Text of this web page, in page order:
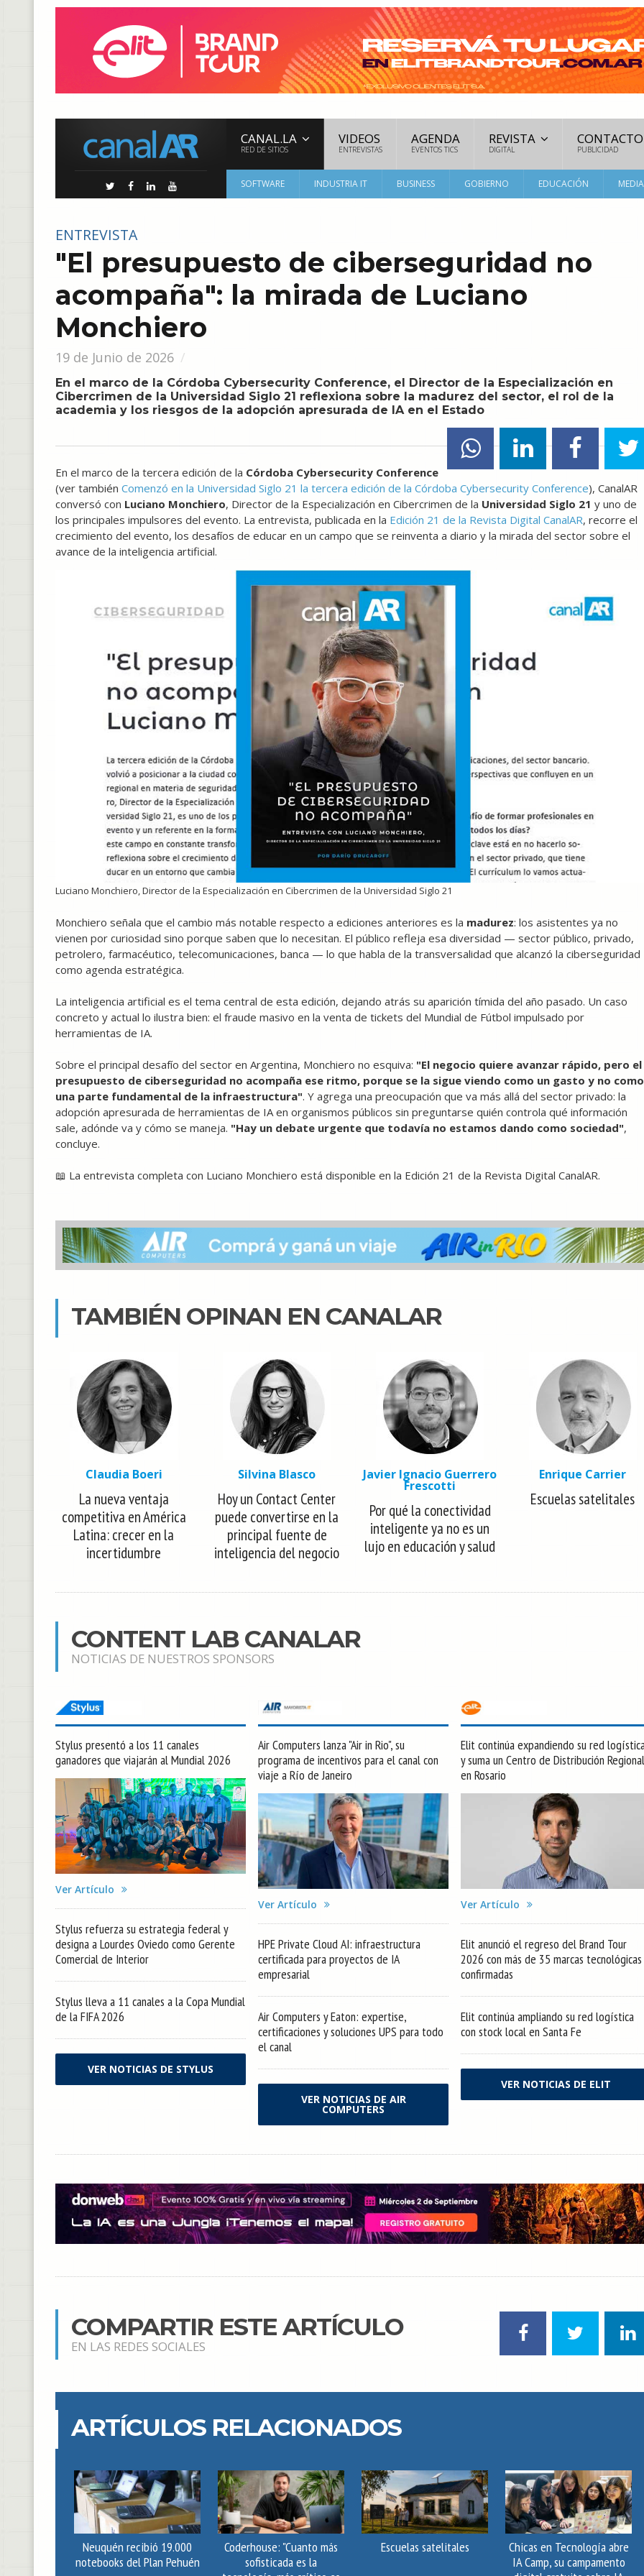
CANAL.LA
RED DE SITIOS
VIDEOS
ENTREVISTAS
AGENDA
EVENTOS TICS
REVISTA
DIGITAL
CONTACTO
PUBLICIDAD
SOFTWARE INDUSTRIA IT BUSINESS GOBIERNO EDUCACIÓN
ENTREVISTA
"El presupuesto de ciberseguridad no
acompaña": la mirada de Luciano
Monchiero
19 de Junio de 2026
En el marco de la Córdoba Cybersecurity Conference, el Director de la Especialización en
Cibercrimen de la Universidad Siglo 21 reflexiona sobre la madurez del sector, el rol de la
academia y los riesgos de la adopción apresurada de IA en el Estado
En el marco de la tercera edición de la Córdoba Cybersecurity Conference
(ver también Comenzó en la Universidad Siglo 21 la tercera edición de la Córdoba Cybersecurity Conference), CanalAR
conversó con Luciano Monchiero, Director de la Especialización en Cibercrimen de la Universidad Siglo 21 y uno de
los principales impulsores del evento. La entrevista, publicada en la Edición 21 de la Revista Digital CanalAR, recorre el
crecimiento del evento, los desafíos de educar en un campo que se reinventa a diario y la mirada del sector sobre el
avance de la inteligencia artificial.
Luciano Monchiero, Director de la Especialización en Cibercrimen de la Universidad Siglo 21
Monchiero señala que el cambio más notable respecto a ediciones anteriores es la madurez: los asistentes ya no
vienen por curiosidad sino porque saben que lo necesitan. El público refleja esa diversidad — sector público, privado,
petrolero, farmacéutico, telecomunicaciones, banca — lo que habla de la transversalidad que alcanzó la ciberseguridad
como agenda estratégica.
La inteligencia artificial es el tema central de esta edición, dejando atrás su aparición tímida del año pasado. Un caso
concreto y actual lo ilustra bien: el fraude masivo en la venta de tickets del Mundial de Fútbol impulsado por
herramientas de IA.
Sobre el principal desafío del sector en Argentina, Monchiero no esquiva: "El negocio quiere avanzar rápido, pero el
presupuesto de ciberseguridad no acompaña ese ritmo, porque se la sigue viendo como un gasto y no como
una parte fundamental de la infraestructura". Y agrega una preocupación que va más allá del sector privado: la
adopción apresurada de herramientas de IA en organismos públicos sin preguntarse quién controla qué información
sale, adónde va y cómo se maneja. "Hay un debate urgente que todavía no estamos dando como sociedad",
concluye.
📖 La entrevista completa con Luciano Monchiero está disponible en la Edición 21 de la Revista Digital CanalAR.
TAMBIÉN OPINAN EN CANALAR
Claudia Boeri
La nueva ventaja
competitiva en América
Latina: crecer en la
incertidumbre
Silvina Blasco
Hoy un Contact Center
puede convertirse en la
principal fuente de
inteligencia del negocio
Javier Ignacio Guerrero
Frescotti
Por qué la conectividad
inteligente ya no es un
lujo en educación y salud
Enrique Carrier
Escuelas satelitales
CONTENT LAB CANALAR
NOTICIAS DE NUESTROS SPONSORS
Stylus presentó a los 11 canales
ganadores que viajarán al Mundial 2026
Ver Artículo
Stylus refuerza su estrategia federal y
designa a Lourdes Oviedo como Gerente
Comercial de Interior
Stylus lleva a 11 canales a la Copa Mundial
de la FIFA 2026
VER NOTICIAS DE STYLUS
Air Computers lanza "Air in Rio", su
programa de incentivos para el canal con
viaje a Río de Janeiro
Ver Artículo
HPE Private Cloud AI: infraestructura
certificada para proyectos de IA
empresarial
Air Computers y Eaton: expertise,
certificaciones y soluciones UPS para todo
el canal
VER NOTICIAS DE AIR
COMPUTERS
Elit continúa expandiendo su red
y suma un Centro de Distribución Regional
en Rosario
Ver Artículo
Elit anunció el regreso del Brand Tour
2026 con más de 35 marcas tecnológicas
confirmadas
Elit continúa ampliando su red logística
con stock local en Santa Fe
VER NOTICIAS DE ELIT
COMPARTIR ESTE ARTÍCULO
EN LAS REDES SOCIALES
ARTÍCULOS RELACIONADOS
Neuquén recibió 19.000
notebooks del Plan Pehuén
Coderhouse: "Cuanto más
sofisticada es la
Escuelas satelitales
Chicas en Tecnología abre
IA Camp, su campamento